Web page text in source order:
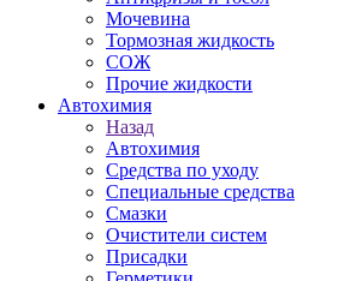
Мочевина
Тормозная жидкость
СОЖ
Прочие жидкости
Автохимия
Назад
Автохимия
Средства по уходу
Специальные средства
Смазки
Очистители систем
Присадки